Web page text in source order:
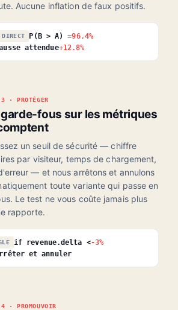
Aucune inflation de faux positifs.
P(B > A) =96.4%
attendue+12.8%
· PROTÉGER
fous sur les métriques
un seuil de sécurité — chiffre
par visiteur, temps de chargement,
— et nous arrêtons et annulons
toute variante qui passe en
Le test ne vous coûte jamais plus
rapporte.
if revenue.delta <-3%
et annuler
· PROMOUVOIR